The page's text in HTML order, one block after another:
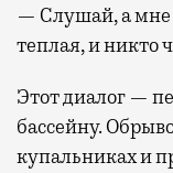
— Слушай, а мне
теплая, и никто
Этот диалог —
бассейну.
купальниках и